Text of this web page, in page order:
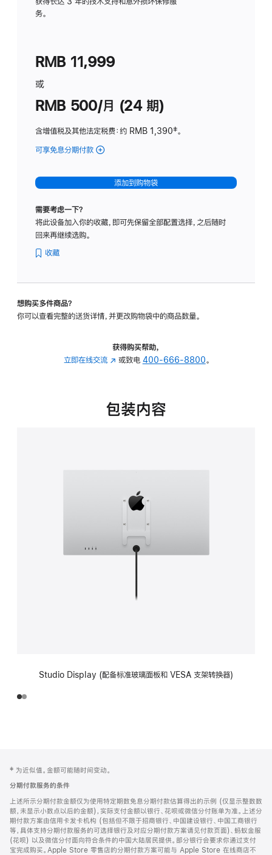
务。
RMB 11,999
或
RMB 500/月 (24 期)
含增值税及其他法定税费：约 RMB 1,390脚
‡。
可享免息分期付款 (Studio
-
标
璃
转
的
添加到购物袋
需要考虑一下？
将此设备加入你的收藏，即可先保留全部配置选择，之后随时
回来再继续选购。
收藏
想购买多件商品？
你可以查看完整的送货详情，并更改购物袋中的商品数量。
获得购买帮助，
立即在线交流 (在
中
或致电 400-666-8800。
包装内容
Studio Display (配备标准玻璃面板和 VESA 支架转换器)
页
页
脚
注
‡ 为近似值。金额可能随时间变动。
分期付款服务的条件
上述所示分期付款金额仅为使用特定期数免息分期付款估算得出的示例 (仅显示整数数
额，未显示小数点以后的金额)，实际支付金额以银行、花呗或微信分付账单为准。上述分
期付款方案由信用卡发卡机构 (包括但不限于招商银行、中国建设银行、中国工商银行
等，具体支持分期付款服务的可选择银行及对应分期付款方案请见付款页面)、蚂蚁金服
(花呗) 以及微信分付面向符合条件的中国大陆居民提供。部分银行会要求你通过支付
宝完成购买。Apple Store 零售店的分期付款方案可能与 Apple Store 在线商店不